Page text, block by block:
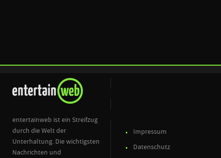
entertainweb ist ein Streifzug
durch die Welt der
Unterhaltung. Die wichtigsten
Nachrichten und
Impressum
Datenschutz